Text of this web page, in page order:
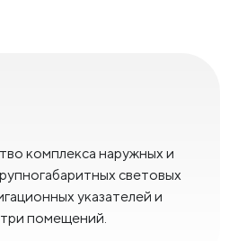
комплекса наружных и
световых
указателей и
помещений.